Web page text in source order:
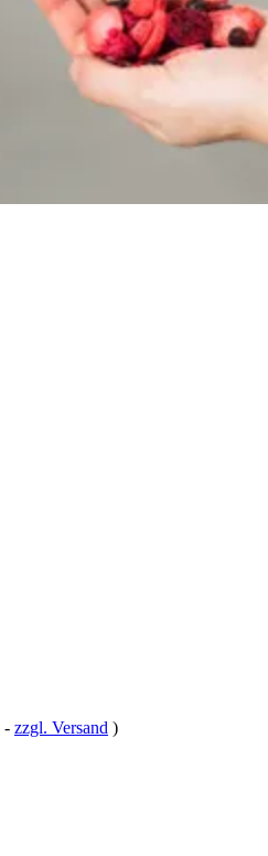
- zzgl. Versand )